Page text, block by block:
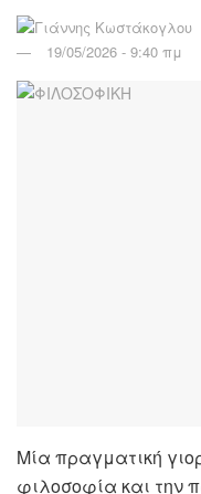
19/05/2026 - 9:40 πμ
Μία πραγματική
φιλοσοφία και την